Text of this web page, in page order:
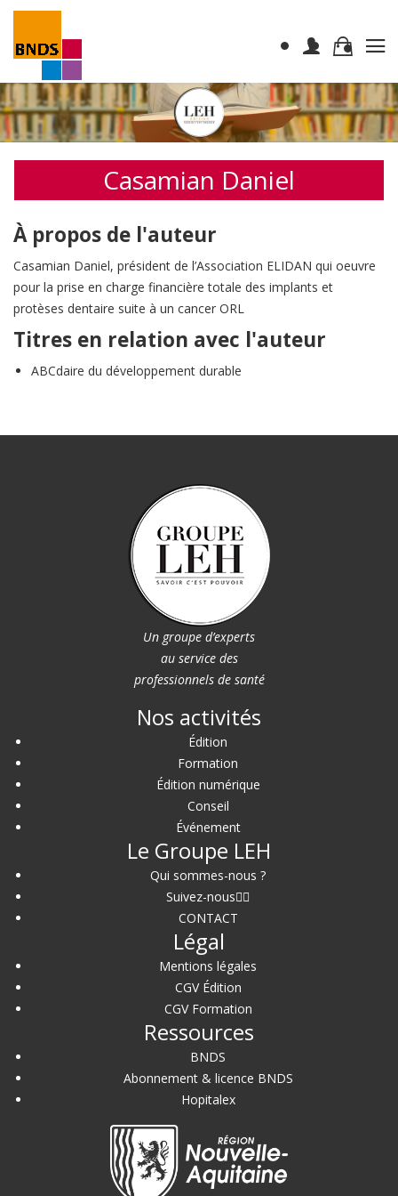
Casamian Daniel
À propos de l'auteur
Casamian Daniel, président de l’Association ELIDAN qui oeuvre
pour la prise en charge financière totale des implants et
protèses dentaire suite à un cancer ORL
Titres en relation avec l'auteur
ABCdaire du développement durable
Un groupe d’experts
au service des
professionnels de santé
Nos activités
Édition
Formation
Édition numérique
Conseil
Événement
Le Groupe LEH
Qui sommes-nous ?
Suivez-nous
CONTACT
Légal
Mentions légales
CGV Édition
CGV Formation
Ressources
BNDS
Abonnement & licence BNDS
Hopitalex